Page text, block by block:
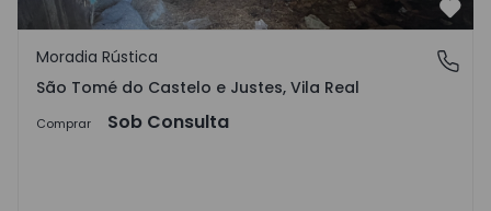
São Tomé do Castelo e Justes, Vila Real
Moradia Rústica
São Tomé do Castelo e Justes, Vila Real
Comprar Sob Consulta